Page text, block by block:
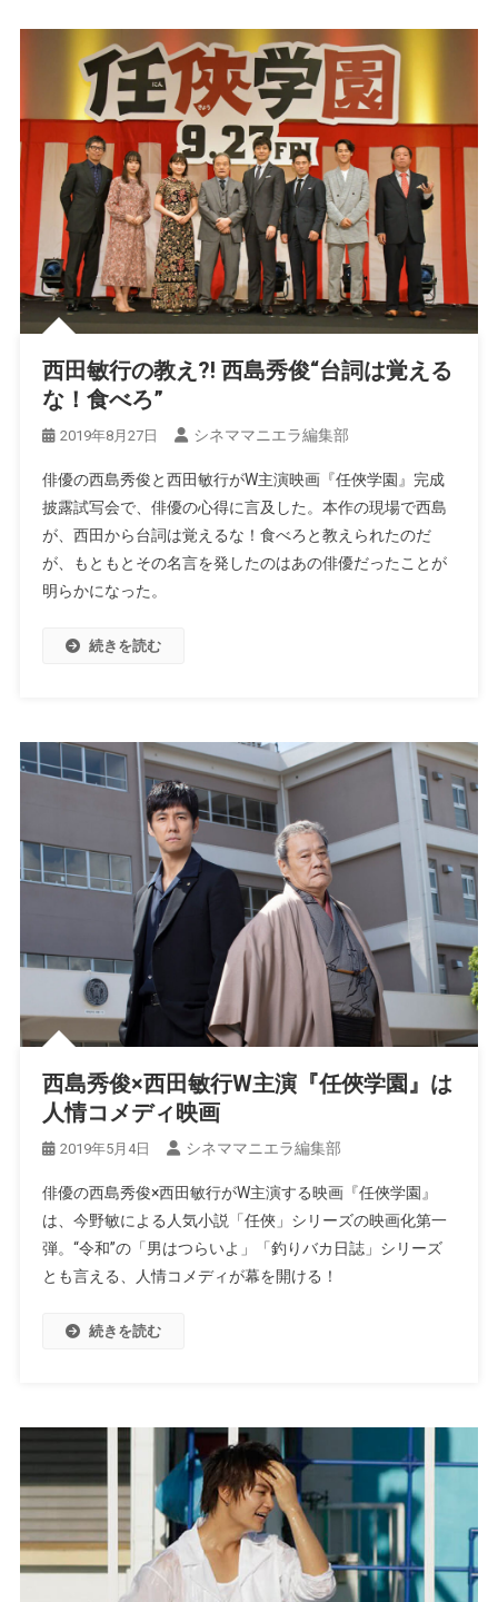
西田敏行の教え?! 西島秀俊“台詞は覚える
な！食べろ”
2019年8月27日 シネママニエラ編集部
俳優の西島秀俊と西田敏行がW主演映画『任俠学園』完成
披露試写会で、俳優の心得に言及した。本作の現場で西島
が、西田から台詞は覚えるな！食べろと教えられたのだ
が、もともとその名言を発したのはあの俳優だったことが
明らかになった。
続きを読む
西島秀俊×西田敏行W主演『任俠学園』は
人情コメディ映画
2019年5月4日 シネママニエラ編集部
俳優の西島秀俊×西田敏行がW主演する映画『任俠学園』
は、今野敏による人気小説「任俠」シリーズの映画化第一
弾。“令和”の「男はつらいよ」「釣りバカ日誌」シリーズ
とも言える、人情コメディが幕を開ける！
続きを読む